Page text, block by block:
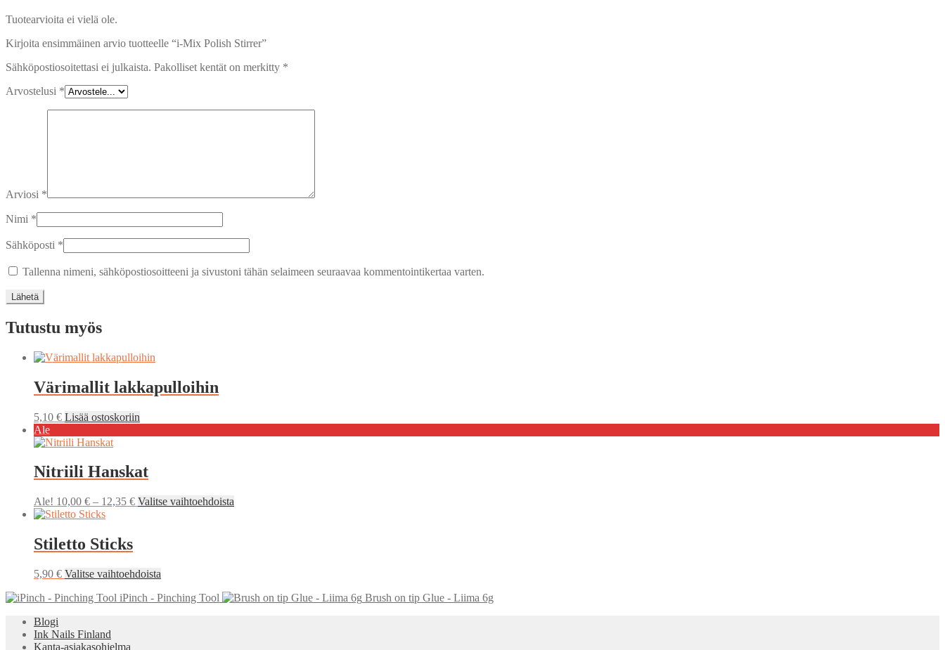
Tuotearvioita ei vielä ole.
Kirjoita ensimmäinen arvio tuotteelle “i-Mix Polish Stirrer”
Sähköpostiosoitettasi ei julkaista. Pakolliset kentät on merkitty *
Arvostelusi *
Arviosi *
Nimi *
Sähköposti *
Tallenna nimeni, sähköpostiosoitteeni ja sivustoni tähän selaimeen seuraavaa kommentointikertaa varten.
Tutustu myös
Värimallit lakkapulloihin
5,10 € Lisää ostoskoriin
Ale
Nitriili Hanskat
Ale! 10,00 € – 12,35 €Hintaluokka:
Valitse vaihtoehdoista
tuotteen
Stiletto Sticks
5,90 € Valitse vaihtoehdoista
on
iPinch - Pinching Tool
Brush on tip Glue - Liima 6g
Blogi
Ink Nails Finland
Kanta-asiakasohjelma